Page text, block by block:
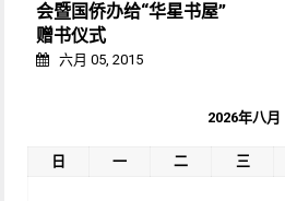
会暨国侨办给“华星书屋”
赠书仪式
六月 05, 2015
2026年八月
日 一 二 三